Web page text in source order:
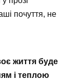
почуття, не
життя буде
і теплою